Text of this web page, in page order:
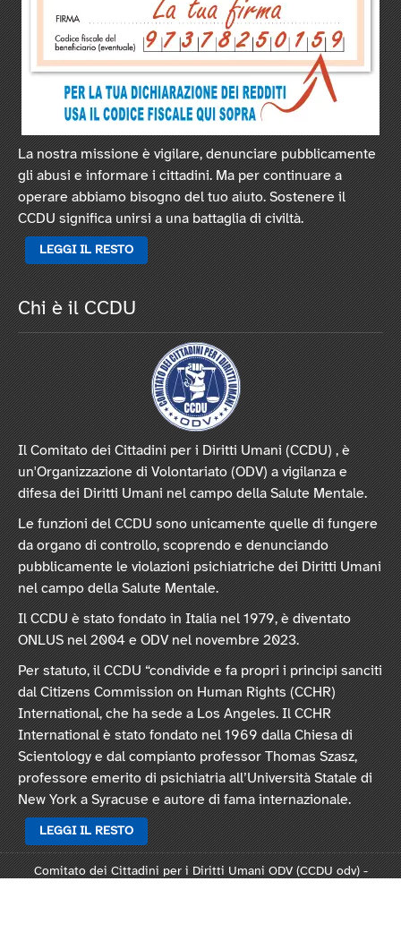
La nostra missione è vigilare, denunciare pubblicamente
gli abusi e informare i cittadini. Ma per continuare a
operare abbiamo bisogno del tuo aiuto. Sostenere il
CCDU significa unirsi a una battaglia di civiltà.
LEGGI IL RESTO
Chi è il CCDU
Il Comitato dei Cittadini per i Diritti Umani (CCDU) , è
un'Organizzazione di Volontariato (ODV) a vigilanza e
difesa dei Diritti Umani nel campo della Salute Mentale.
Le funzioni del CCDU sono unicamente quelle di fungere
da organo di controllo, scoprendo e denunciando
pubblicamente le violazioni psichiatriche dei Diritti Umani
nel campo della Salute Mentale.
Il CCDU è stato fondato in Italia nel 1979, è diventato
ONLUS nel 2004 e ODV nel novembre 2023.
Per statuto, il CCDU “condivide e fa propri i principi sanciti
dal Citizens Commission on Human Rights (CCHR)
International, che ha sede a Los Angeles. Il CCHR
International è stato fondato nel 1969 dalla Chiesa di
Scientology e dal compianto professor Thomas Szasz,
professore emerito di psichiatria all’Università Statale di
New York a Syracuse e autore di fama internazionale.
LEGGI IL RESTO
Comitato dei Cittadini per i Diritti Umani ODV (CCDU odv) -